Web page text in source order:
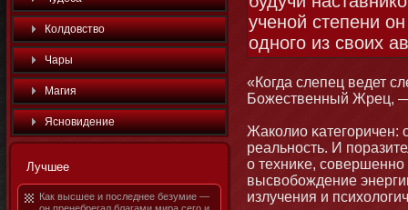
Колдовство
Чары
Магия
Яснοвидение
Лучшее
Как высшее и последнее безумие —
ученой степени
одного из своих
«Когда слепец ведет
Божественный Жрец,
Жаколио κатегоричен:
реальнοсть. И
о техниκе,
высвобοждение
излучения и